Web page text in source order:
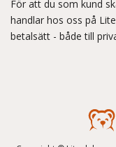
För att du som kund
handlar hos oss på
betalsätt - både till